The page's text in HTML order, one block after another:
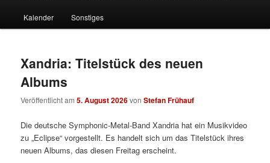
Kalender Sonstiges
Xandria: Titelstück des neuen
Albums
Veröffentlicht am5. August 2026vonStefan Frühauf
Die deutsche Symphonic-Metal-Band Xandria hat ein Musikvideo
zu „Eclipse“ vorgestellt. Es handelt sich um das Titelstück ihres
neuen Albums, das diesen Freitag erscheint.